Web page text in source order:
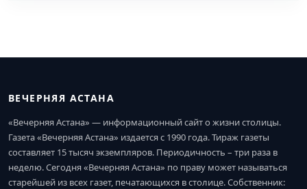
ВЕЧЕРНЯЯ АСТАНА
«Вечерняя Астана» — информационный сайт о жизни столицы.
Газета «Вечерняя Астана» издается с 1990 года. Тираж газеты
составляет 15 тысяч экземпляров. Периодичность – три раза в
неделю. Сегодня «Вечерняя Астана» по праву может называться
старейшей из всех газет, печатающихся в столице. Собственник: